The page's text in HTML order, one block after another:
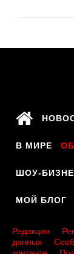
В МИРЕ
ШОУ-
МОЙ БЛОГ
Редакция
данных